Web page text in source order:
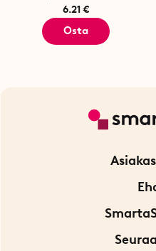
6.21 €
Osta
Ota
Tietoa